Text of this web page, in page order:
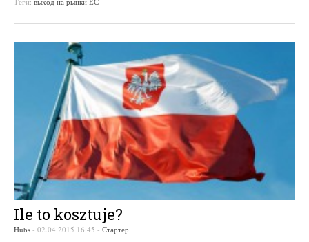
Ile to kosztuje?
Hubs - 02.04.2015 16:45 - Стартер